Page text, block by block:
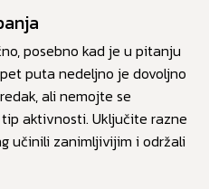
posebno kad je u pitanju
puta nedeljno je dovoljno
ali nemojte se
aktivnosti. Uključite razne
učinili zanimljivijim i održali